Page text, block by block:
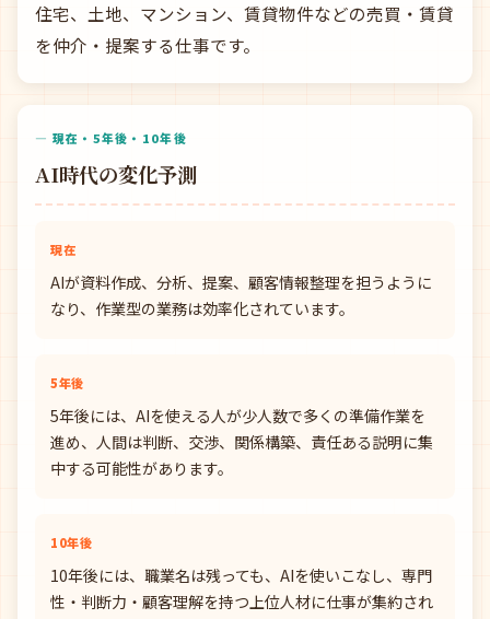
住宅、土地、マンション、賃貸物件などの売買・賃貸
を仲介・提案する仕事です。
— 現在・5年後・10年後
AI時代の変化予測
現在
AIが資料作成、分析、提案、顧客情報整理を担うように
なり、作業型の業務は効率化されています。
5年後
5年後には、AIを使える人が少人数で多くの準備作業を
進め、人間は判断、交渉、関係構築、責任ある説明に集
中する可能性があります。
10年後
10年後には、職業名は残っても、AIを使いこなし、専門
性・判断力・顧客理解を持つ上位人材に仕事が集約され